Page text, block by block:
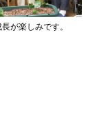
が楽しみです。